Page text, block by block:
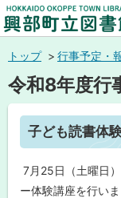
へ
興部町立図書館
HOKKAIDO OKOPPE TOWN LIBRARY
トップ 行事予定・
令和8年度行
ペ
ー
ジ
内
目
次
子ども読書体
7月25日（土曜日
ー体験講座を行い